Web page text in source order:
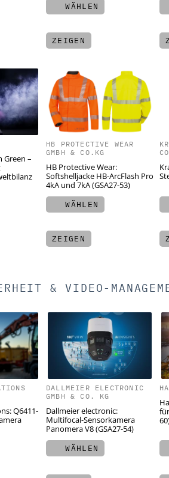
WÄHLEN
ZEIGEN
Green –
HB PROTECTIVE WEAR
GMBH & CO.KG
HB Protective Wear:
Softshelljacke HB-ArcFlash Pro
4kA und 7kA (GSA27-53)
WÄHLEN
ZEIGEN
& VIDEO-
Q6411-
DALLMEIER ELECTRONIC
GMBH & CO. KG
Dallmeier electronic:
Multifocal-Sensorkamera
Panomera V8 (GSA27-54)
WÄHLEN